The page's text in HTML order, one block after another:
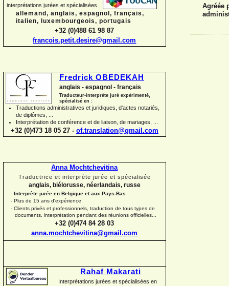
interprétations jurées et spécialisées
allemand, anglais, espagnol, français,
italien, luxembourgeois, portugais
+32 (0)488 61 98 87
francois.petit.desire@gmail.com
Fredrick OBEDEKAH
anglais - espagnol - français
Traducteur-interprète juré expérimenté,
spécialisé en :
Traductions administratives et juridiques, d'actes notariés,
de diplômes, ...
Interprétation de conférence et de liaison, de mariages, ...
+32 (0)473 18 05 27 - of.translation@gmail.com
Anna Mochtchevitina
Traductrice et interprète jurée et spécialisée
anglais, biélorusse, néerlandais, russe
- Interprète jurée en Belgique et aux Pays-Bas
- Plus de 15 ans d'expérience
- Clients privés et professionnels, traduction de tous types de
documents, interprétation pendant des réunions officielles...
+32 (0)474 84 28 03
anna.mochtchevitina@gmail.com
Rahaf Makarati
Interprétations jurées et spécialisées en
Agréée